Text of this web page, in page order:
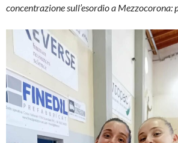
concentrazione sull’esordio a Mezzocorona: